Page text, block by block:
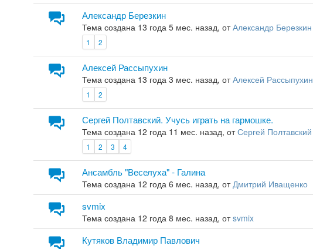
Александр Березкин
Тема создана 13 года 5 мес. назад, отАлександр Березкин
1 2
Алексей Рассыпухин
Тема создана 13 года 3 мес. назад, отАлексей Рассыпухин
1 2
Сергей Полтавский. Учусь играть на гармошке.
Тема создана 12 года 11 мес. назад, отСергей Полтавский
1 2 3 4
Ансамбль "Веселуха" - Галина
Тема создана 12 года 6 мес. назад, отДмитрий Иващенко
svmix
Тема создана 12 года 8 мес. назад, отsvmix
Кутяков Владимир Павлович